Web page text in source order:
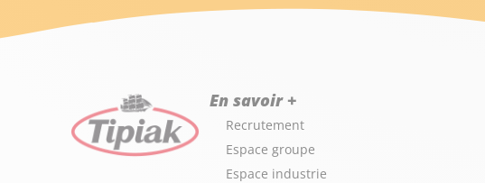
En savoir +
Recrutement
Espace groupe
Espace industrie